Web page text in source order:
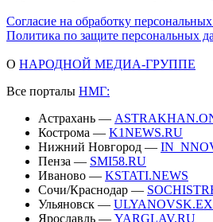
Согласие на обработку
Политика по защите персональных
О НАРОДНОЙ МЕДИА-ГРУППЕ
Все порталы НМГ:
Астрахань —
Кострома — K1NEWS.RU
Нижний Новгород —
Пенза — SMI58.RU
Иваново — KSTATI.NEWS
Сочи/Краснодар —
Ульяновск —
Ярославль — YARGLAV.RU